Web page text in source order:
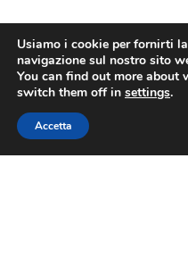
Usiamo i cookie per fornirti
navigazione sul nostro sito
You can find out more about
switch them off in settings.
Accetta